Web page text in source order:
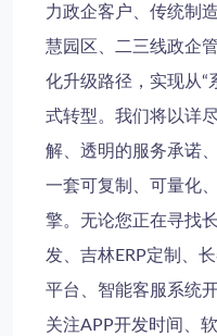
力政企客户、传统制
慧园区、二三线政企
化升级路径，实现从“
式转型。我们将以详
解、透明的服务承诺
一套可复制、可量化
擎。无论您正在寻找
发、吉林ERP定制、
平台、智能客服系统
关注APP开发时间、